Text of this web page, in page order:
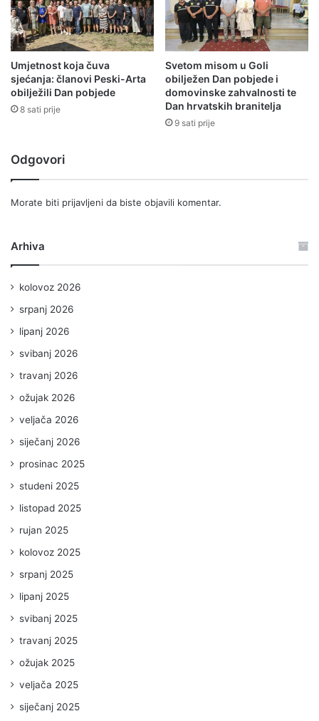
Umjetnost koja čuva
sjećanja: članovi Peski-Arta
obilježili Dan pobjede
8 sati prije
Svetom misom u Goli
obilježen Dan pobjede i
domovinske zahvalnosti te
Dan hrvatskih branitelja
9 sati prije
Odgovori
Morate biti prijavljeni da biste objavili komentar.
Arhiva
kolovoz 2026
srpanj 2026
lipanj 2026
svibanj 2026
travanj 2026
ožujak 2026
veljača 2026
siječanj 2026
prosinac 2025
studeni 2025
listopad 2025
rujan 2025
kolovoz 2025
srpanj 2025
lipanj 2025
svibanj 2025
travanj 2025
ožujak 2025
veljača 2025
siječanj 2025